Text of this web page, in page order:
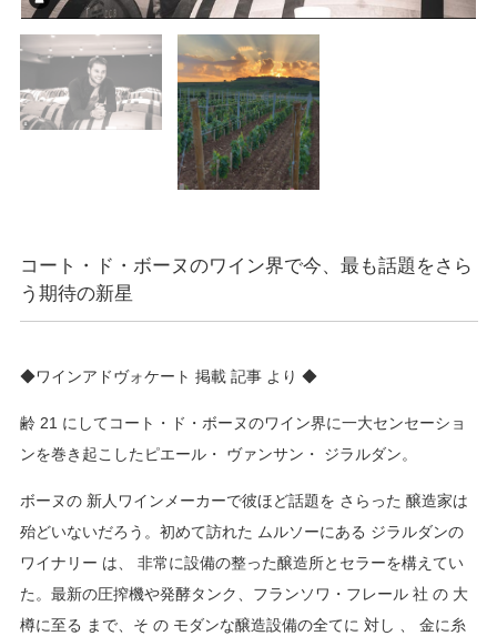
コート・ド・ボーヌのワイン界で今、最も話題をさら
う期待の新星
◆ワインアドヴォケート 掲載 記事 より ◆
齢 21 にしてコート・ド・ボーヌのワイン界に一大センセーショ
ンを巻き起こしたピエール・ ヴァンサン・ ジラルダン。
ボーヌの 新人ワインメーカーで彼ほど話題を さらった 醸造家は
殆どいないだろう。初めて訪れた ムルソーにある ジラルダンの
ワイナリー は、 非常に設備の整った醸造所とセラーを構えてい
た。最新の圧搾機や発酵タンク、フランソワ・フレール 社 の 大
樽に至る まで、そ の モダンな醸造設備の全てに 対し 、 金に糸